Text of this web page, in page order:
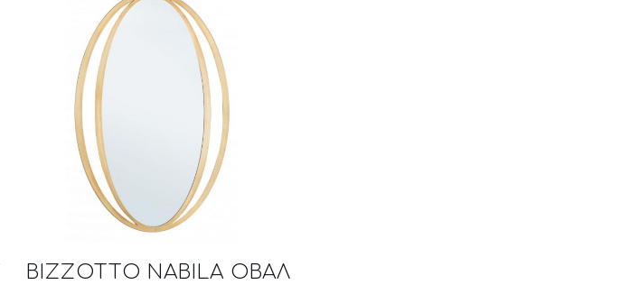
BIZZOTTO NABILA ΟΒΑΛ